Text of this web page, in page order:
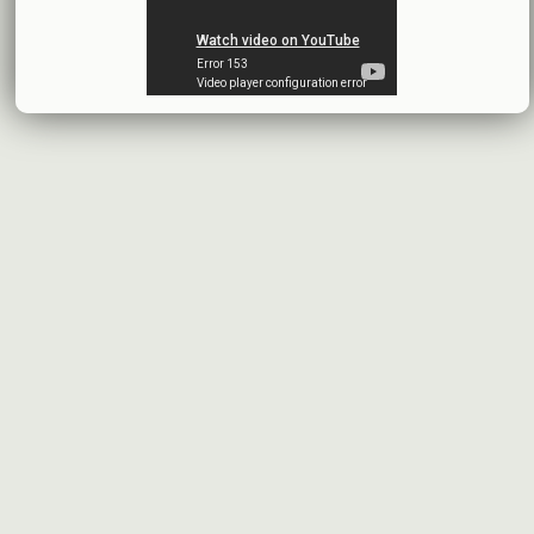
شركة سيريتل موبايل تيليكوم
2026-07-13